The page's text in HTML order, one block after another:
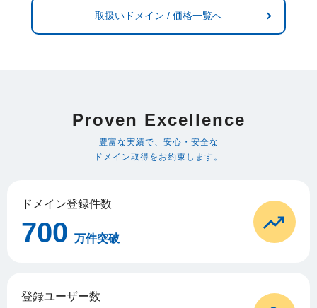
取扱いドメイン / 価格一覧へ
Proven Excellence
豊富な実績で、安心・安全な
ドメイン取得をお約束します。
ドメイン登録件数
700 万件突破
登録ユーザー数